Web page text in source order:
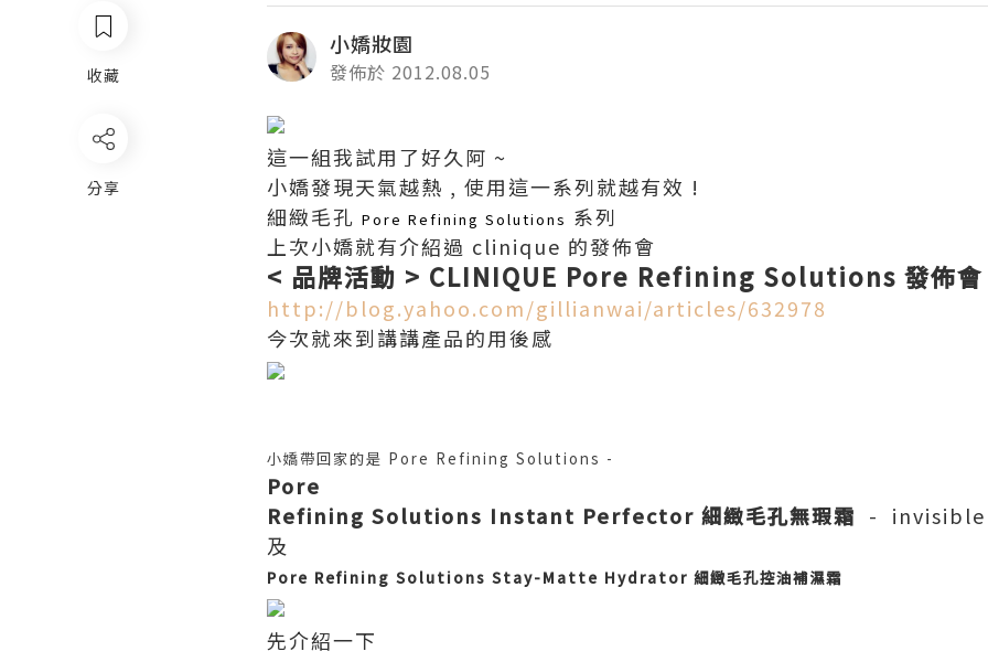
收藏
分享
小嬌妝園
發佈於 2012.08.05
這一組我試用了好久阿 ~
小嬌發現天氣越熱 , 使用這一系列就越有效 !
細緻毛孔 Pore Refining Solutions 系列
上次小嬌就有介紹過 clinique 的發佈會
< 品牌活動 > CLINIQUE Pore Refining Solutions 發佈會
http://blog.yahoo.com/gillianwai/articles/632978
今次就來到講講產品的用後感
小嬌帶回家的是 Pore Refining Solutions -
Pore
Refining Solutions Instant Perfector 細緻毛孔無瑕霜 -
及
Pore Refining Solutions Stay-Matte Hydrator 細緻毛孔控油補濕霜
先介紹一下